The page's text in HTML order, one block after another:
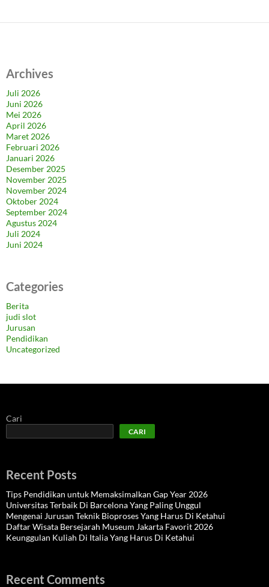
Archives
Juli 2026
Juni 2026
Mei 2026
April 2026
Maret 2026
Februari 2026
Januari 2026
Desember 2025
November 2025
November 2024
Oktober 2024
September 2024
Agustus 2024
Juli 2024
Juni 2024
Categories
Berita
judi slot
Jurusan
Pendidikan
Uncategorized
Cari
CARI
Recent Posts
Tips Pendidikan untuk Memaksimalkan Gap Year 2026
Universitas Terbaik Di Barcelona Yang Paling Unggul
Mengenai Jurusan Teknik Bioproses Yang Harus Di Ketahui
Daftar Wisata Bersejarah Museum Jakarta Favorit 2026
Keunggulan Kuliah Di Italia Yang Harus Di Ketahui
Recent Comments